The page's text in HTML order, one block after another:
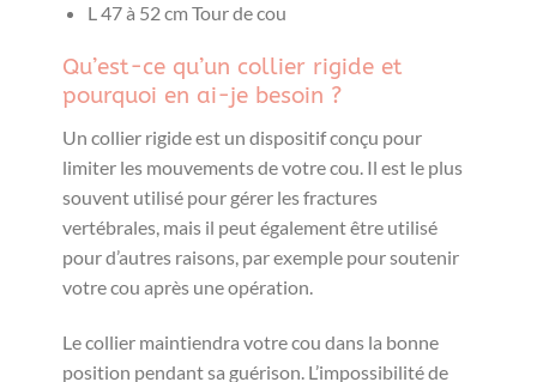
L 47 à 52 cm Tour de cou
Qu’est-ce qu’un collier rigide et
pourquoi en ai-je besoin ?
Un collier rigide est un dispositif conçu pour
limiter les mouvements de votre cou. Il est le plus
souvent utilisé pour gérer les fractures
vertébrales, mais il peut également être utilisé
pour d’autres raisons, par exemple pour soutenir
votre cou après une opération.
Le collier maintiendra votre cou dans la bonne
position pendant sa guérison. L’impossibilité de